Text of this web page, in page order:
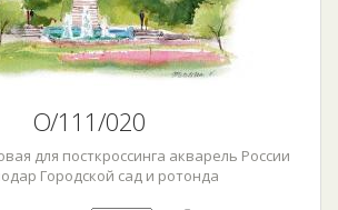
О/111/020
для посткроссинга акварель России
Городской сад и ротонда